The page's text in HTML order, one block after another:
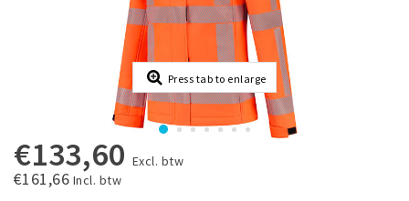
Press tab to enlarge
€133,60 Excl. btw
€161,66 Incl. btw